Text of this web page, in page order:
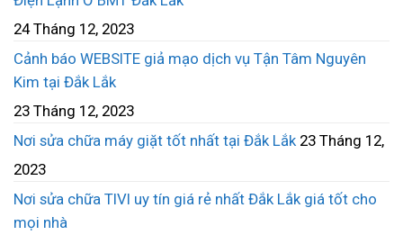
24 Tháng 12, 2023
Cảnh báo WEBSITE giả mạo dịch vụ Tận Tâm Nguyên
Kim tại Đắk Lắk
23 Tháng 12, 2023
Nơi sửa chữa máy giặt tốt nhất tại Đắk Lắk 23 Tháng 12,
2023
Nơi sửa chữa TIVI uy tín giá rẻ nhất Đắk Lắk giá tốt cho
mọi nhà